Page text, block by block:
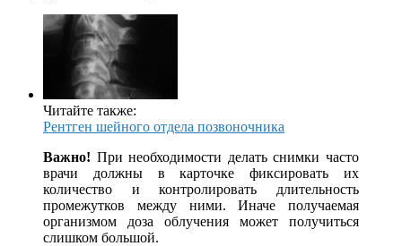
Читайте также:
Рентген шейного отдела позвоночника
Важно! При необходимости делать снимки часто
врачи должны в карточке фиксировать их
количество и контролировать длительность
промежутков между ними. Иначе получаемая
организмом доза облучения может получиться
слишком большой.